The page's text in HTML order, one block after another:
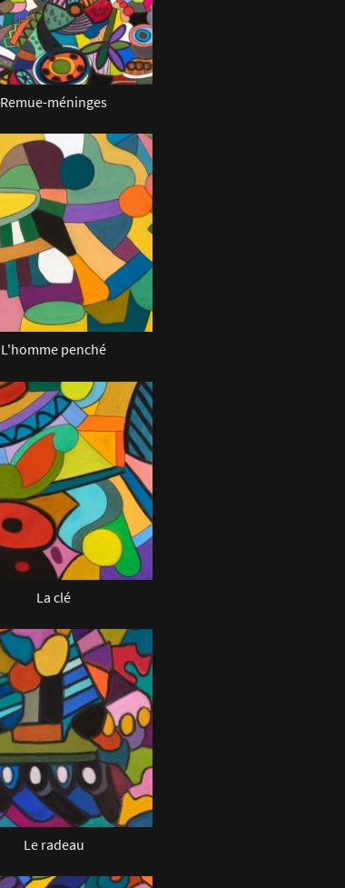
Remue-méninges
L'homme penché
La clé
Le radeau